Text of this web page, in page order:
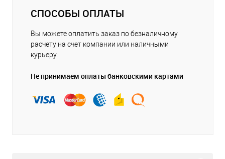
СПОСОБЫ ОПЛАТЫ
Вы можете оплатить заказ по безналичному
расчету на счет компании или наличными
курьеру.
Не принимаем оплаты банковскими картами